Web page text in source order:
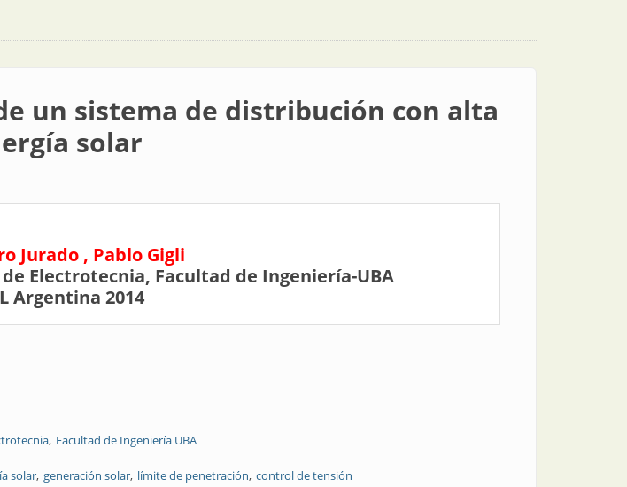
un sistema de distribución con alta
solar
Jurado , Pablo Gigli
Electrotecnia, Facultad de Ingeniería-UBA
Argentina 2014
Facultad de Ingeniería UBA
solar generación solar límite de penetración control de tensión